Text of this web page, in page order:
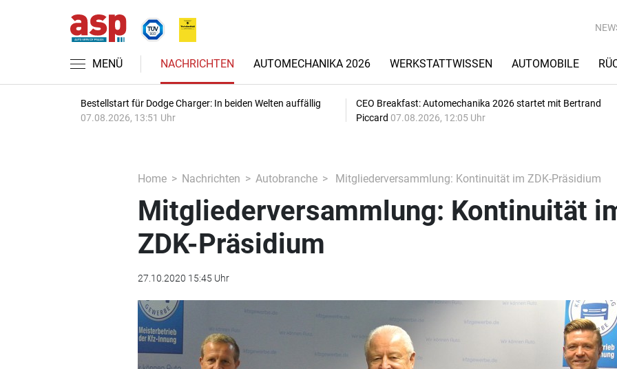
MENÜ NACHRICHTEN AUTOMECHANIKA 2026 WERKSTATTWISSEN AUTOMOBILE
Bestellstart für Dodge Charger: In beiden Welten auffällig
07.08.2026, 13:51 Uhr
CEO Breakfast: Automechanika 2026 startet mit Bertrand
Piccard 07.08.2026, 12:05 Uhr
Home Nachrichten Autobranche Mitgliederversammlung: Kontinuität im ZDK-Präsidium
Mitgliederversammlung: Kontinuität
ZDK-Präsidium
27.10.2020 15:45 Uhr